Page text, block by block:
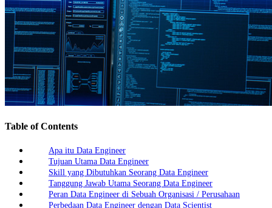
Table of Contents
Apa itu Data Engineer
Tujuan Utama Data Engineer
Skill yang Dibutuhkan Seorang Data Engineer
Tanggung Jawab Utama Seorang Data Engineer
Peran Data Engineer di Sebuah Organisasi / Perusahaan
Perbedaan Data Engineer dengan Data Scientist